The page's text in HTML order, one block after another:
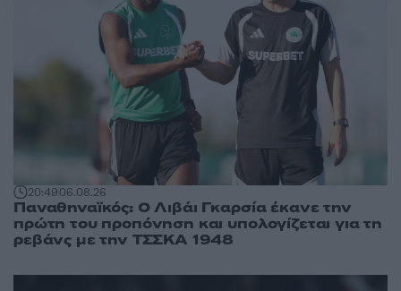
20:4906.08.26
Παναθηναϊκός: Ο Λιβάι Γκαρσία έκανε την
πρώτη του προπόνηση και υπολογίζεται για τη
ρεβάνς με την ΤΣΣΚΑ 1948